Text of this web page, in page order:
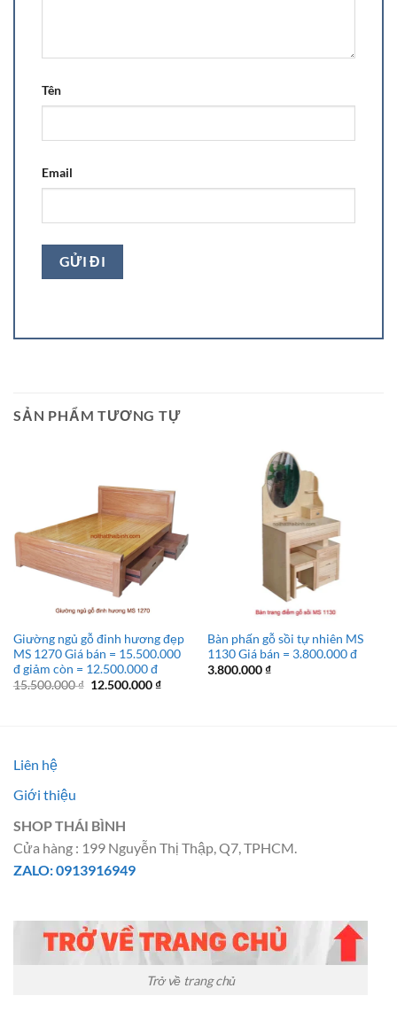
Tên
Email
SẢN PHẨM TƯƠNG TỰ
Giường ngủ gỗ đinh hương đẹp
MS 1270 Giá bán = 15.500.000
đ giảm còn = 12.500.000 đ
15.500.000₫ Giá
12.500.000₫Giá
Bàn phấn gỗ sồi tự nhiên MS
1130 Giá bán = 3.800.000 đ
3.800.000₫
Liên hệ
Giới thiệu
SHOP THÁI BÌNH
Cửa hàng : 199 Nguyễn Thị Thập, Q7, TPHCM.
ZALO: 0913916949
Trở về trang chủ